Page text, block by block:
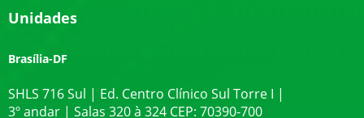
Unidades
Brasília-DF
SHLS 716 Sul | Ed. Centro Clínico Sul Torre I |
3º andar | Salas 320 à 324 CEP: 70390-700